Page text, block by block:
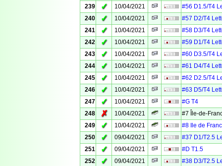
239
✓ 10/04/2021
#56 D1.5/T4
240
✓ 10/04/2021
#57 D2/T4
241
✓ 10/04/2021
#58 D3/T4
242
✓ 10/04/2021
#59 D1/T4
243
✓ 10/04/2021
#60 D3.5/T4
244
✓ 10/04/2021
#61 D4/T4
245
✓ 10/04/2021
#62 D2.5/T4
246
✓ 10/04/2021
#63 D5/T4
247
✓ 10/04/2021
#G T4
248
✗ 10/04/2021
#7 Île-de-
249
✓ 10/04/2021
#8 Ile de
250
✓ 09/04/2021
#37 D1/T2.5
251
✓ 09/04/2021
#D T1.5
252
✓ 09/04/2021
#38 D3/T2.5